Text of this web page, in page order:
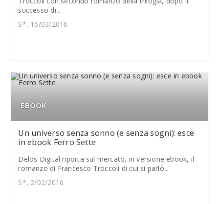
successo di...
S*, 15/03/2016
EBOOK
Un universo senza sonno (e senza sogni): esce
in ebook Ferro Sette
Delos Digital riporta sul mercato, in versione ebook, il
romanzo di Francesco Troccoli di cui si parlò...
S*, 2/02/2016